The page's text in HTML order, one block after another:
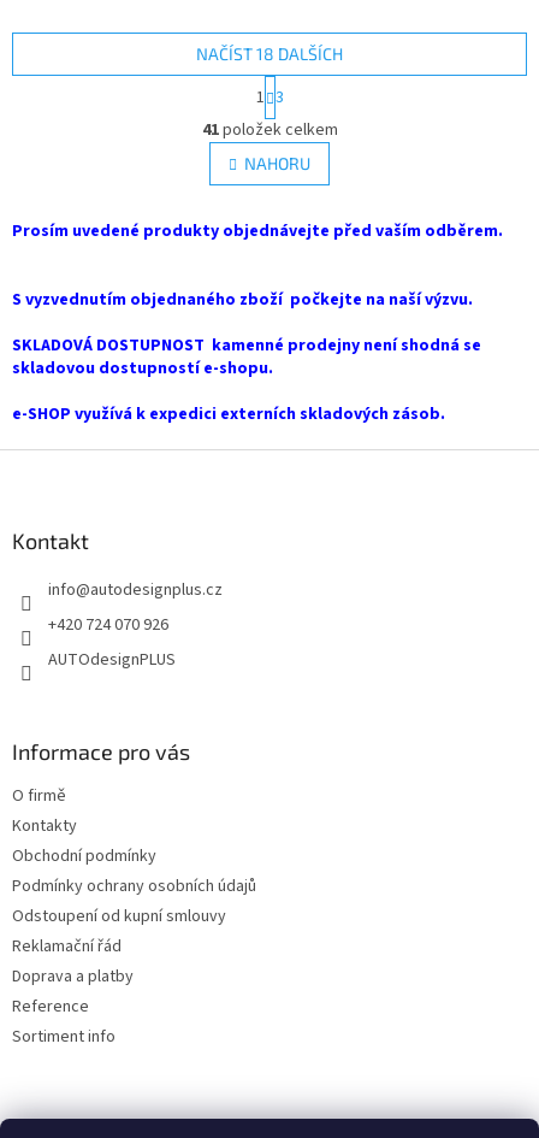
O
v
l
á
a
p
v
k
v
NAČÍST 18 DALŠÍCH
S
t
r
á
n
k
v
í
1 3
41položek celkem
NAHORU
Prosím uvedené produkty objednávejte před vaším odběrem.
S vyzvednutím objednaného zboží počkejte na naší výzvu.
SKLADOVÁ DOSTUPNOST kamenné prodejny není shodná se
skladovou dostupností e-shopu.
e-SHOP využívá k expedici externích skladových zásob.
Kontakt
info@autodesignplus.cz
+420 724 070 926
AUTOdesignPLUS
Informace pro vás
O firmě
Kontakty
Obchodní podmínky
Podmínky ochrany osobních údajů
Odstoupení od kupní smlouvy
Reklamační řád
Doprava a platby
Reference
Sortiment info